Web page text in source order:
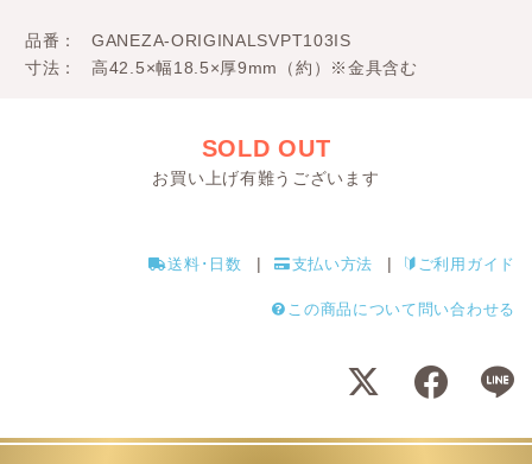
品番
GANEZA-ORIGINALSVPT103IS
寸法
高42.5×幅18.5×厚9mm（約）※金具含む
SOLD OUT
お買い上げ有難うございます
送料･日数 支払い方法 ご利用ガイド
この商品について問い合わせる